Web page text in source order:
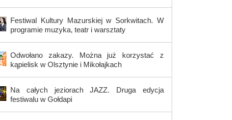
Festiwal Kultury Mazurskiej w Sorkwitach. W
programie muzyka, teatr i warsztaty
Odwołano zakazy. Można już korzystać z
kąpielisk w Olsztynie i Mikołajkach
Na całych jeziorach JAZZ. Druga edycja
festiwalu w Gołdapi